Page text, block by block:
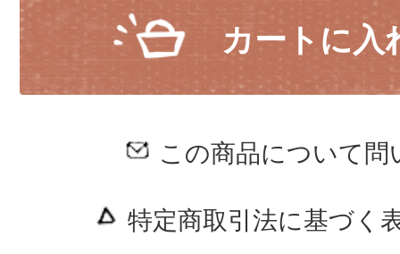
カートに入
この商品について問
特定商取引法に基づく